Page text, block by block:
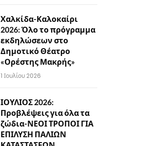
Χαλκίδα-Καλοκαίρι
2026: Όλο το πρόγραμμα
εκδηλώσεων στο
Δημοτικό Θέατρο
«Ορέστης Μακρής»
1 Ιουλίου 2026
ΙΟΥΛΙΟΣ 2026:
Προβλέψεις για όλα τα
ζώδια-ΝΕΟΙ ΤΡΟΠΟΙ ΓΙΑ
ΕΠΙΛΥΣΗ ΠΑΛΙΩΝ